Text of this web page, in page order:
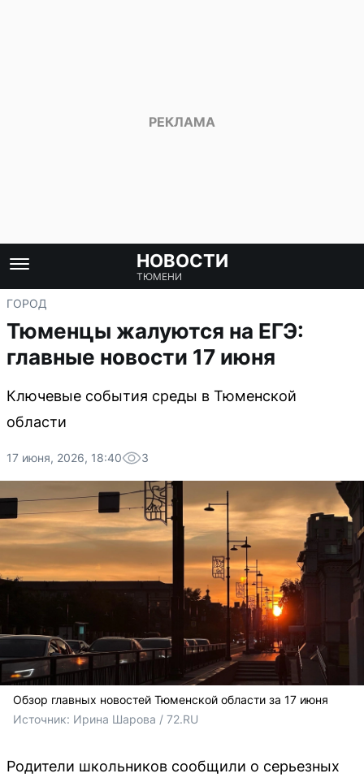
НОВОСТИ
ТЮМЕНИ
ГОРОД
Тюменцы жалуются на ЕГЭ:
главные новости 17 июня
Ключевые события среды в Тюменской
области
17 июня, 2026, 18:40 3
Обзор главных новостей Тюменской области за 17 июня
Источник: Ирина Шарова / 72.RU
Родители школьников сообщили о серьезных